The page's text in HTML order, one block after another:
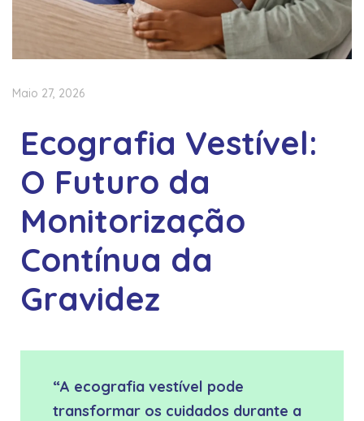
Maio 27, 2026
Ecografia Vestível:
O Futuro da
Monitorização
Contínua da
Gravidez
“A ecografia vestível pode
transformar os cuidados durante a